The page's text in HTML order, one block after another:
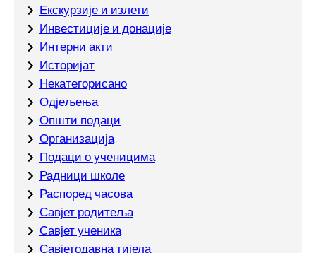
Екскурзије и излети
Инвестиције и донације
Интерни акти
Историјат
Некатегорисано
Одјељења
Општи подаци
Организација
Подаци о ученицима
Радници школе
Распоред часова
Савјет родитеља
Савјет ученика
Савјетодавна тијела